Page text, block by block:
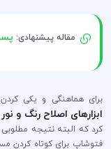
مقاله پیشنهادی:
برای هماهنگی و یکی
ابزارهای اصلاح رنگ و نور
کرد که البته نتیجه
فتوشاپ برای کوتاه کردن